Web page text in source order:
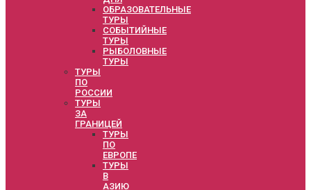
ОБРАЗОВАТЕЛЬНЫЕ
ТУРЫ
СОБЫТИЙНЫЕ
ТУРЫ
РЫБОЛОВНЫЕ
ТУРЫ
ТУРЫ
ПО
РОССИИ
ТУРЫ
ЗА
ГРАНИЦЕЙ
ТУРЫ
ПО
ЕВРОПЕ
ТУРЫ
В
АЗИЮ